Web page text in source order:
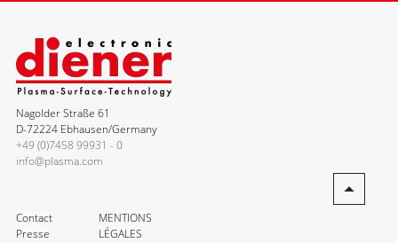
Nagolder Straße 61
D-72224 Ebhausen/Germany
+49 (0)7458 99931 - 0
info@plasma.com
Contact
Presse
MENTIONS
LÉGALES